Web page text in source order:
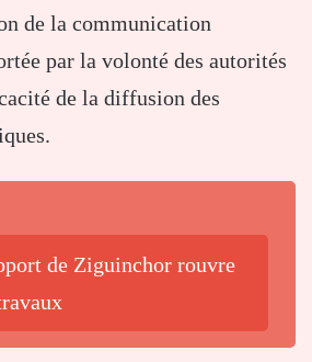
de la communication
par la volonté des autorités
de la diffusion des
de Ziguinchor rouvre